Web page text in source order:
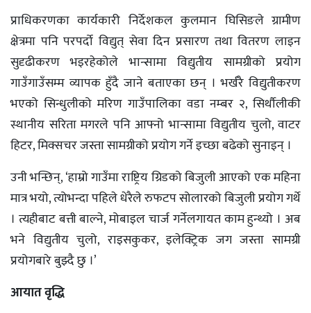
प्राधिकरणका कार्यकारी निर्देशकल कुलमान घिसिङले ग्रामीण
क्षेत्रमा पनि परपर्दो विद्युत् सेवा दिन प्रसारण तथा वितरण लाइन
सुदृढीकरण भइरहेकोले भान्सामा विद्युतीय सामग्रीको प्रयोग
गाउँगाउँसम्म व्यापक हुँदै जाने बताएका छन् । भर्खरै विद्युतीकरण
भएको सिन्धुलीको मरिण गाउँपालिका वडा नम्बर २, सिर्थौलीकी
स्थानीय सरिता मगरले पनि आफ्नो भान्सामा विद्युतीय चुलो, वाटर
हिटर, मिक्सचर जस्ता सामग्रीको प्रयोग गर्ने इच्छा बढेको सुनाइन् ।
उनी भन्छिन्, ‘हाम्रो गाउँमा राष्ट्रिय ग्रिडको बिजुली आएको एक महिना
मात्र भयो, त्योभन्दा पहिले धेरैले रुफटप सोलारको बिजुली प्रयोग गर्थे
। त्यहीबाट बत्ती बाल्ने, मोबाइल चार्ज गर्नेलगायत काम हुन्थ्यो । अब
भने विद्युतीय चुलो, राइसकुकर, इलेक्ट्रिक जग जस्ता सामग्री
प्रयोगबारे बुझ्दै छु ।’
आयात वृद्धि